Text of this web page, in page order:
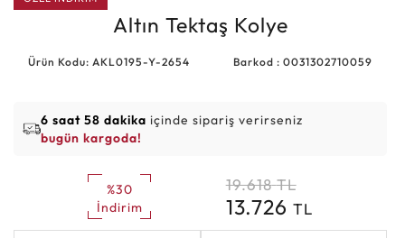
Altın Tektaş Kolye
Ürün Kodu: AKL0195-Y-2654 Barkod : 0031302710059
6 saat 58 dakika içinde sipariş verirseniz
bugün kargoda!
%30
İndirim
19.618 TL
13.726 TL